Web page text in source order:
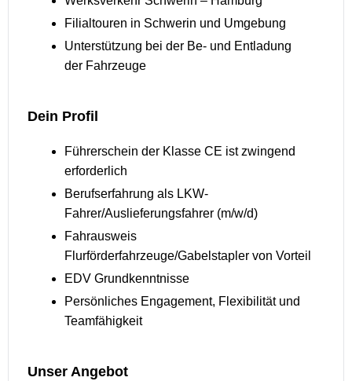
Filialtouren in Schwerin und Umgebung
Unterstützung bei der Be- und Entladung
der Fahrzeuge
Dein Profil
Führerschein der Klasse CE ist zwingend
erforderlich
Berufserfahrung als LKW-
Fahrer/Auslieferungsfahrer (m/w/d)
Fahrausweis
Flurförderfahrzeuge/Gabelstapler von Vorteil
EDV Grundkenntnisse
Persönliches Engagement, Flexibilität und
Teamfähigkeit
Unser Angebot